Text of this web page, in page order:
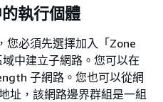
執行個體
您必須先選擇加入「Zone
中建立子網路。您可以在
子網路。您也可以從網
址，該網路邊界群組是一組